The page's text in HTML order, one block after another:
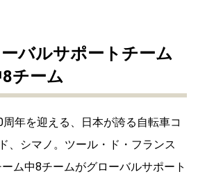
バルサポートチーム
チーム
年を迎える、日本が誇る自転車コ
、シマノ。ツール・ド・フランス
ム中8チームがグローバルサポート